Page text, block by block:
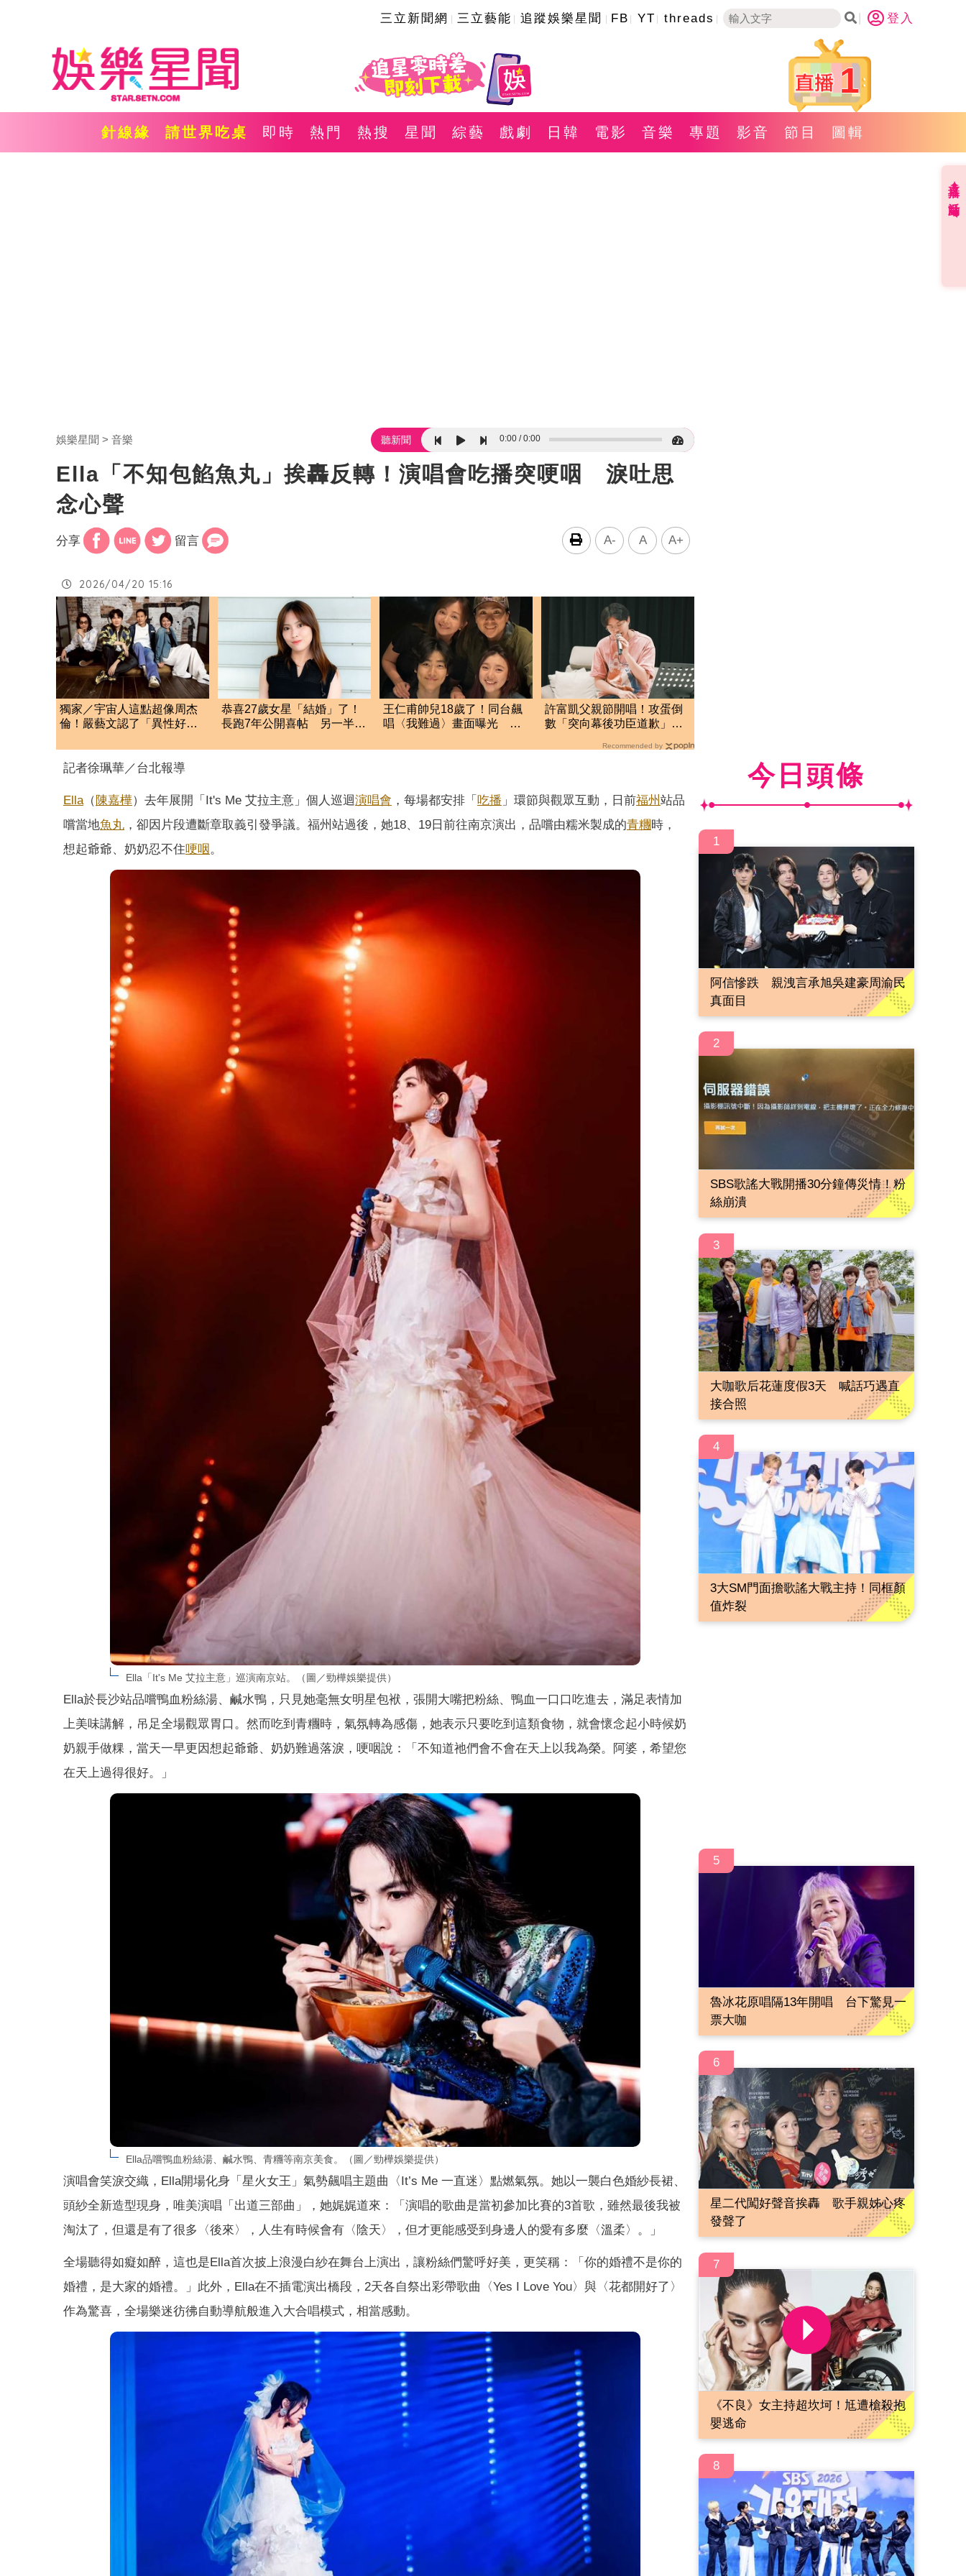
三立新聞網 三立藝能 追蹤娛樂星聞 FB YT threads 登入
1
針線緣 請世界吃桌 即時 熱門 熱搜 星聞 綜藝 戲劇 日韓 電影 音樂 專題 影音 節目 圖輯
娛樂星聞 音樂 聽新聞 0:00 0:00
Ella「不知包餡魚丸」挨轟反轉！演唱會吃播突哽咽 淚吐思
念心聲
分享 留言 A- A A+
2026/04/20 15:16
獨家／宇宙人這點超像周杰
倫！嚴藝文認了「異性好
恭喜27歲女星「結婚」了！
長跑7年公開喜帖 另一半驚
王仁甫帥兒18歲了！同台飆
唱〈我難過〉畫面曝光 網
許富凱父親節開唱！攻蛋倒
數「突向幕後功臣道歉」真
Recommended by
記者徐珮華／台北報導
Ella（ 陳嘉樺）去年展開「It's Me 艾拉主意」個人巡迴演唱會 ，每場都安排「 吃播 」環節與觀眾互動，日前福州 站品
嚐當地魚丸 ，卻因片段遭斷章取義引發爭議。福州站過後，她18、19日前往南京演出，品嚐由糯米製成的青糰時，
想起爺爺、奶奶忍不住哽咽 。
Ella「It's Me 艾拉主意」巡演南京站。（圖／勁樺娛樂提供）
Ella於長沙站品嚐鴨血粉絲湯、鹹水鴨，只見她毫無女明星包袱，張開大嘴把粉絲、鴨血一口口吃進去，滿足表情加
上美味講解，吊足全場觀眾胃口。然而吃到青糰時，氣氛轉為感傷，她表示只要吃到這類食物，就會懷念起小時候奶
奶親手做粿，當天一早更因想起爺爺、奶奶難過落淚，哽咽說：「不知道祂們會不會在天上以我為榮。阿婆，希望您
在天上過得很好。」
Ella品嚐鴨血粉絲湯、鹹水鴨、青糰等南京美食。（圖／勁樺娛樂提供）
演唱會笑淚交織，Ella開場化身「星火女王」氣勢飆唱主題曲〈It’s Me 一直迷〉點燃氣氛。她以一襲白色婚紗長裙、
頭紗全新造型現身，唯美演唱「出道三部曲」，她娓娓道來：「演唱的歌曲是當初參加比賽的3首歌，雖然最後我被
淘汰了，但還是有了很多〈後來〉，人生有時候會有〈陰天〉，但才更能感受到身邊人的愛有多麼〈溫柔〉。」
全場聽得如癡如醉，這也是Ella首次披上浪漫白紗在舞台上演出，讓粉絲們驚呼好美，更笑稱：「你的婚禮不是你的
婚禮，是大家的婚禮。」此外，Ella在不插電演出橋段，2天各自祭出彩帶歌曲〈Yes I Love You〉與〈花都開好了〉
作為驚喜，全場樂迷彷彿自動導航般進入大合唱模式，相當感動。
今日頭條
1
阿信慘跌 親洩言承旭吳建豪周渝民
真面目
2
SBS歌謠大戰開播30分鐘傳災情！粉
絲崩潰
3
大咖歌后花蓮度假3天 喊話巧遇直
接合照
4
3大SM門面擔歌謠大戰主持！同框顏
值炸裂
5
魯冰花原唱隔13年開唱 台下驚見一
票大咖
6
星二代闖好聲音挨轟 歌手親姊心疼
發聲了
7
《不良》女主持超坎坷！尪遭槍殺抱
嬰逃命
8
直播✦活動